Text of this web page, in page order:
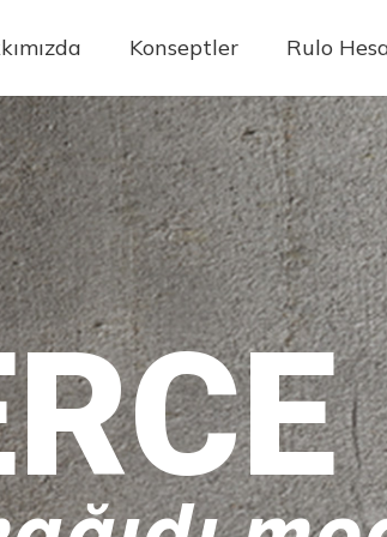
Konseptler Rulo